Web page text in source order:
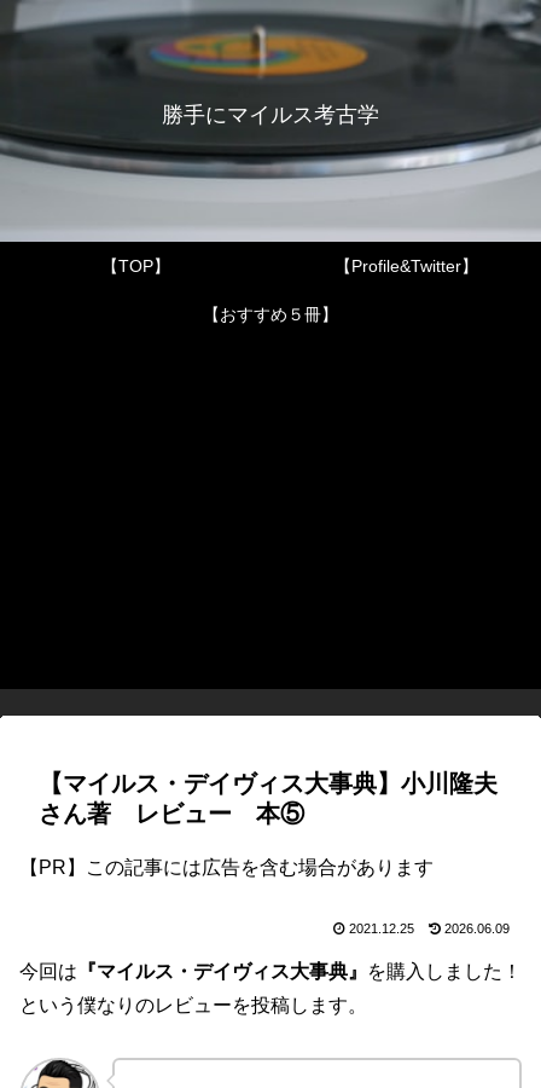
勝手にマイルス考古学
【TOP】 【Profile&Twitter】
【おすすめ５冊】
【マイルス・デイヴィス大事典】小川隆夫
さん著 レビュー 本⑤
【PR】この記事には広告を含む場合があります
2021.12.25 2026.06.09
今回は 『マイルス・デイヴィス大事典』
を購入しました！
という僕なりのレビューを投稿します。